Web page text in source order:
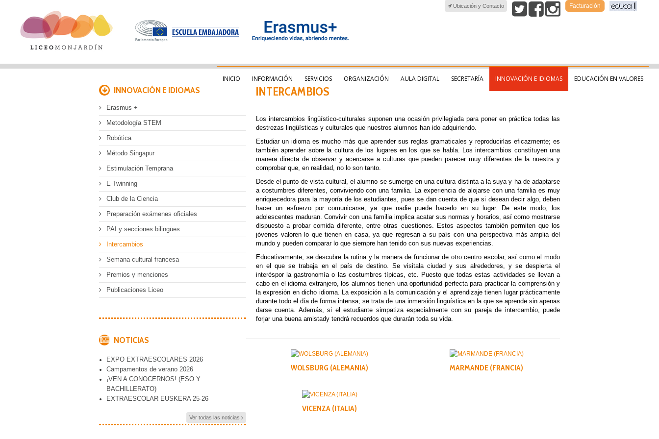
Ubicación y Contacto Facturación
INICIO INFORMACIÓN SERVICIOS ORGANIZACIÓN AULA DIGITAL SECRETARÍA INNOVACIÓN E IDIOMAS EDUCACIÓN EN VALORES
INTERCAMBIOS
Los intercambios lingüístico-culturales suponen una ocasión privilegiada para poner en práctica todas las
destrezas lingüísticas y culturales que nuestros alumnos han ido adquiriendo.
Estudiar un idioma es mucho más que aprender sus reglas gramaticales y reproducirlas eficazmente; es
también aprender sobre la cultura de los lugares en los que se habla. Los intercambios constituyen una
manera directa de observar y acercarse a culturas que pueden parecer muy diferentes de la nuestra y
comprobar que, en realidad, no lo son tanto.
Desde el punto de vista cultural, el alumno se sumerge en una cultura distinta a la suya y ha de adaptarse
a costumbres diferentes, conviviendo con una familia. La experiencia de alojarse con una familia es muy
enriquecedora para la mayoría de los estudiantes, pues se dan cuenta de que si desean decir algo, deben
hacer un esfuerzo por comunicarse, ya que nadie puede hacerlo en su lugar. De este modo, los
adolescentes maduran. Convivir con una familia implica acatar sus normas y horarios, así como mostrarse
dispuesto a probar comida diferente, entre otras cuestiones. Estos aspectos también permiten que los
jóvenes valoren lo que tienen en casa, ya que regresan a su país con una perspectiva más amplia del
mundo y pueden comparar lo que siempre han tenido con sus nuevas experiencias.
Educativamente, se descubre la rutina y la manera de funcionar de otro centro escolar, así como el modo
en el que se trabaja en el país de destino. Se visitala ciudad y sus alrededores, y se despierta el
interéspor la gastronomía o las costumbres típicas, etc. Puesto que todas estas actividades se llevan a
cabo en el idioma extranjero, los alumnos tienen una oportunidad perfecta para practicar la comprensión y
la expresión en dicho idioma. La exposición a la comunicación y el aprendizaje tienen lugar prácticamente
durante todo el día de forma intensa; se trata de una inmersión lingüística en la que se aprende sin apenas
darse cuenta. Además, si el estudiante simpatiza especialmente con su pareja de intercambio, puede
forjar una buena amistady tendrá recuerdos que durarán toda su vida.
WOLSBURG (ALEMANIA) MARMANDE (FRANCIA)
VICENZA (ITALIA)
INNOVACIÓN E IDIOMAS
Erasmus +
Metodología STEM
Robótica
Método Singapur
Estimulación Temprana
E-Twinning
Club de la Ciencia
Preparación exámenes oficiales
PAI y secciones bilingües
Intercambios
Semana cultural francesa
Premios y menciones
Publicaciones Liceo
NOTICIAS
EXPO EXTRAESCOLARES 2026
Campamentos de verano 2026
¡VEN A CONOCERNOS! (ESO Y
BACHILLERATO)
EXTRAESCOLAR EUSKERA 25-26
Ver todas las noticias